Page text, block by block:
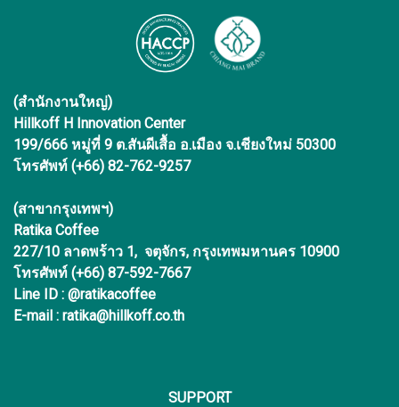
(สำนักงานใหญ่)
Hillkoff H Innovation Center
199/666 หมู่ที่ 9 ต.สันผีเสื้อ อ.เมือง จ.เชียงใหม่ 50300
โทรศัพท์ (+66) 82-762-9257
(สาขากรุงเทพฯ)
Ratika Coffee
227/10 ลาดพร้าว 1, จตุจักร, กรุงเทพมหานคร 10900
โทรศัพท์ (+66) 87-592-7667
Line ID : @ratikacoffee
E-mail : ratika@hillkoff.co.th
SUPPORT